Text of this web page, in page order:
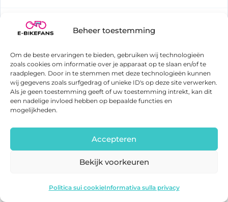
Beheer toestemming
Om de beste ervaringen te bieden, gebruiken wij technologieën
zoals cookies om informatie over je apparaat op te slaan en/of te
raadplegen. Door in te stemmen met deze technologieën kunnen
wij gegevens zoals surfgedrag of unieke ID's op deze site verwerken.
Als je geen toestemming geeft of uw toestemming intrekt, kan dit
een nadelige invloed hebben op bepaalde functies en
mogelijkheden.
Accepteren
Bekijk voorkeuren
Politica sui cookieInformativa sulla privacy
Display
App disponibile
Sicurezza antifurto GPS SÌ
Visualizza miglior prezzo
Tenways AGO T Vedi l'offerta